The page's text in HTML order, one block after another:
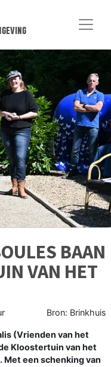
BAAN
VAN HET
Bron: Brinkhuis
(Vrienden van het
Kloostertuin van het
een schenking van